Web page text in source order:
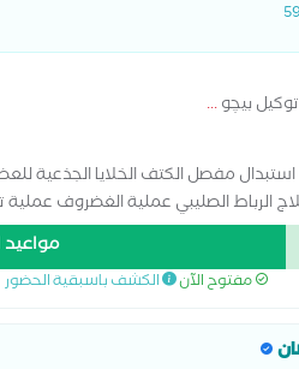
بيچو...
مفصل الكتف الخلايا الجذعية
الرباط الصليبي عملية الغضروف
في الركبة
مواعيد
مفتوح الآن الكشف باسبقية الحضور